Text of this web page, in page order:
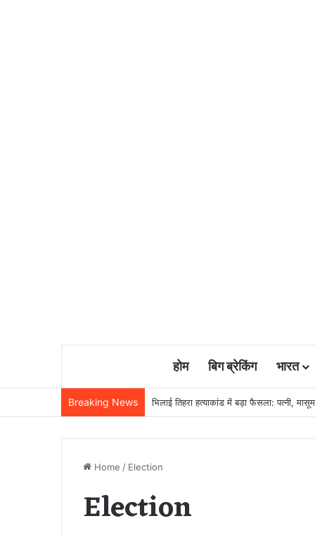
होम बिग ब्रेकिंग भारत
Breaking News छत्तीसगढ़ की दो बेटियों का टीम इंडिया में चयन,
Home / Election
Election